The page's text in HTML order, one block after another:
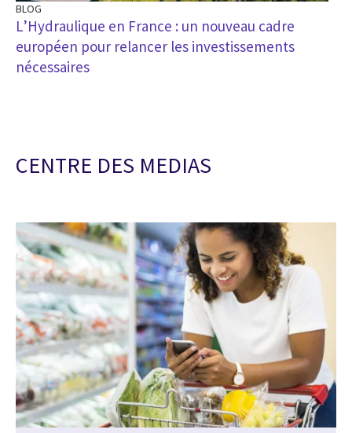
BLOG
L’Hydraulique en France : un nouveau cadre
européen pour relancer les investissements
nécessaires
CENTRE DES MEDIAS